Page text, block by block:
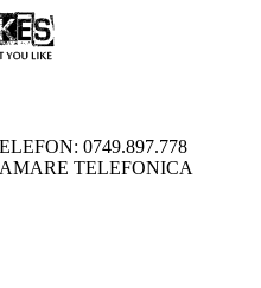
0749.897.778
TELEFONICA